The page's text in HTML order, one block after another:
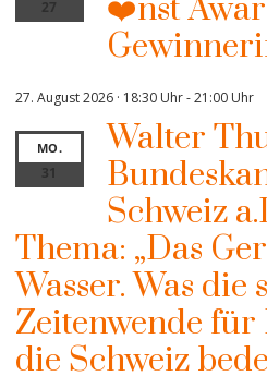
27
❤️nst
27. August 2026 · 18:30 Uhr-21:00 Uhr
MO.
31
Walter
Schweiz
Thema: „Das
Wasser. Was die
Zeitenwende
die Schweiz